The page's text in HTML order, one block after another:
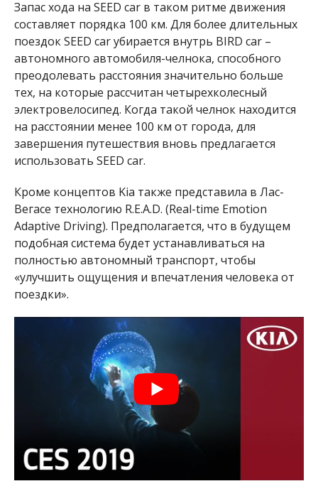
Запас хода на SEED car в таком ритме движения
составляет порядка 100 км. Для более длительных
поездок SEED car убирается внутрь BIRD car –
автономного автомобиля-челнока, способного
преодолевать расстояния значительно больше
тех, на которые рассчитан четырехколесный
электровелосипед. Когда такой челнок находится
на расстоянии менее 100 км от города, для
завершения путешествия вновь предлагается
использовать SEED car.
Кроме концептов Kia также представила в Лас-
Вегасе технологию R.E.A.D. (Real-time Emotion
Adaptive Driving). Предполагается, что в будущем
подобная система будет устанавливаться на
полностью автономный транспорт, чтобы
«улучшить ощущения и впечатления человека от
поездки».